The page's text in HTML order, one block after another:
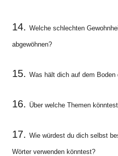
14. Welche schlechten
abgewöhnen?
15. Was hält dich auf dem Boden
16. Über welche Themen
17. Wie würdest du dich selbst
Wörter verwenden könntest?